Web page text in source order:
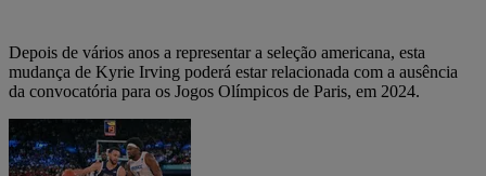
Depois de vários anos a representar a seleção americana, esta
mudança de Kyrie Irving poderá estar relacionada com a ausência
da convocatória para os Jogos Olímpicos de Paris, em 2024.